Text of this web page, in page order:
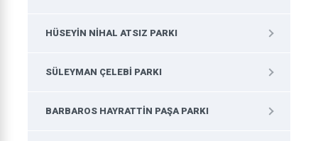
HÜSEYIN NIHAL ATSIZ PARKI
SÜLEYMAN ÇELEBI PARKI
BARBAROS HAYRATTIN PAŞA PARKI